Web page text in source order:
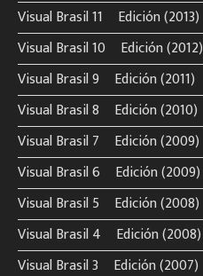
Visual Brasil 11º Edición (2013)
Visual Brasil 10º Edición (2012)
Visual Brasil 9º Edición (2011)
Visual Brasil 8º Edición (2010)
Visual Brasil 7º Edición (2009)
Visual Brasil 6º Edición (2009)
Visual Brasil 5º Edición (2008)
Visual Brasil 4º Edición (2008)
Visual Brasil 3º Edición (2007)